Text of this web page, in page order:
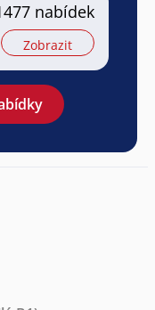
nabídek
Zobrazit